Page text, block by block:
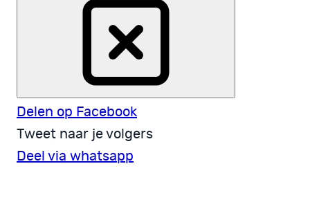
Delen op Facebook
Tweet naar je volgers
Deel via whatsapp